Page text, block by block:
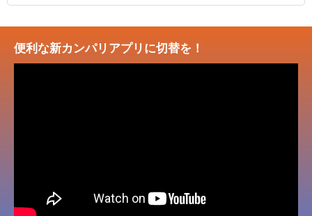
便利な新カンパリアプリに切替を！